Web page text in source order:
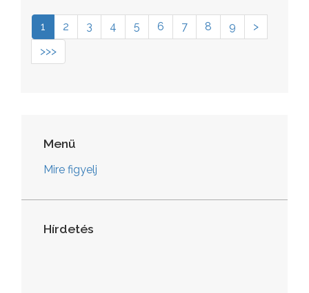
1 2 3 4 5 6 7 8 9
>
>>>
Menü
Mire figyelj
Hírdetés